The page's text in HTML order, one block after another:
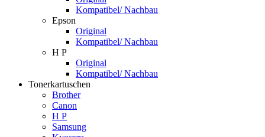
Kompatibel/ Nachbau
Epson
Original
Kompatibel/ Nachbau
H P
Original
Kompatibel/ Nachbau
Tonerkartuschen
Brother
Canon
H P
Samsung